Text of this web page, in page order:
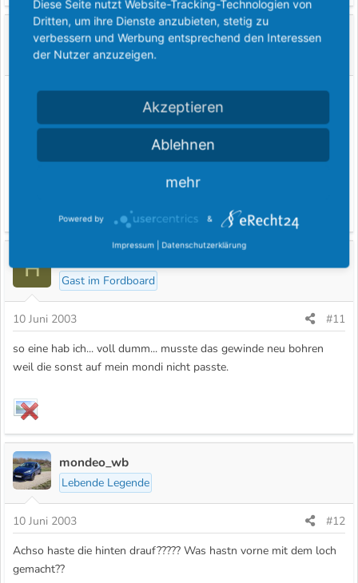
mondeo_wb
Lebende Legende
9 Juni 2003
#10
ja an was das lag weiß ich auch nicht.Ich hatte den Verstärker auch
immer nur direkt hinterm Radio angeschlossen.Hatte nie Prob.
Du ich muß mal dumm Fragen was meinst du mit ner Alu
meinst bin mir aber nicht sicher.
H Gast im Fordboard
10 Juni 2003
#11
so eine hab ich... voll dumm... musste das gewinde neu bohren
weil die sonst auf mein mondi nicht passte.
mondeo_wb
Lebende Legende
10 Juni 2003
#12
Achso haste die hinten drauf????? Was hastn vorne mit dem loch
gemacht??
Diese Seite nutzt Website-Tracking-Technologien von
Dritten, um ihre Dienste anzubieten, stetig zu
verbessern und Werbung entsprechend den Interessen
der Nutzer anzuzeigen.
Akzeptieren
Ablehnen
mehr
Powered by &
Impressum Datenschutzerklärung